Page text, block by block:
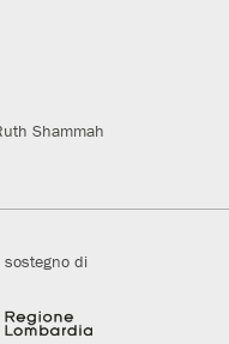
Shammah
sostegno di